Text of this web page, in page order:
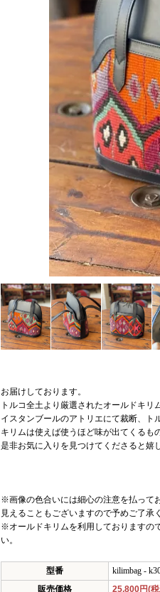
お届けしております。
トルコ全土より厳選されたオールドキリ
イスタンブールのアトリエにて裁断、ト
キリムは使えば使うほど味が出てくるも
是非お気に入りを見つけてくださると嬉
※画像の色合いには細心の注意を払って
見えることもございますので予めご了承
※オールドキリムを利用しておりますの
い。
型番
kilimbag -
販売価格
25,800円(